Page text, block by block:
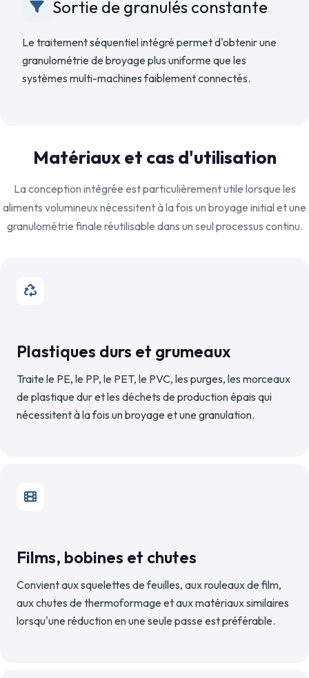
Sortie de granulés constante
Le traitement séquentiel intégré permet d'obtenir une
granulométrie de broyage plus uniforme que les
systèmes multi-machines faiblement connectés.
Matériaux et cas d'utilisation
La conception intégrée est particulièrement utile lorsque les
aliments volumineux nécessitent à la fois un broyage initial et une
granulométrie finale réutilisable dans un seul processus continu.
Plastiques durs et grumeaux
Traite le PE, le PP, le PET, le PVC, les purges, les morceaux
de plastique dur et les déchets de production épais qui
nécessitent à la fois un broyage et une granulation.
Films, bobines et chutes
Convient aux squelettes de feuilles, aux rouleaux de film,
aux chutes de thermoformage et aux matériaux similaires
lorsqu'une réduction en une seule passe est préférable.